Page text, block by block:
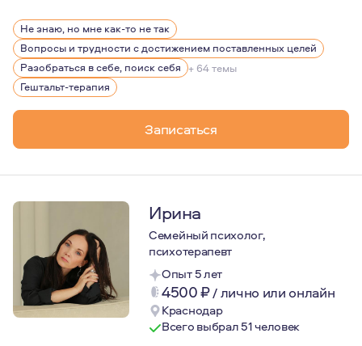
Беру в работу тех, кто готов вкладывать в себя, в
Не знаю, но мне как-то не так
Вопросы и трудности с достижением поставленных целей
Разобраться в себе, поиск себя + 64 темы
Гештальт-терапия
Записаться
Ирина
Семейный психолог,
психотерапевт
Опыт 5 лет
4500₽/лично или онлайн
Краснодар
Всего выбрал 51 человек